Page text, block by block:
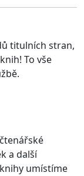
titulních stran,
To vše
a další
umístíme